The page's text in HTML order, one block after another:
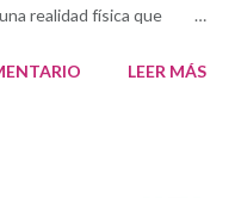
estaba j...
realidad física que
tiempo. Quienes me leéis
LEER MÁS